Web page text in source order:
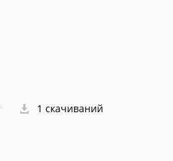
1 скачиваний